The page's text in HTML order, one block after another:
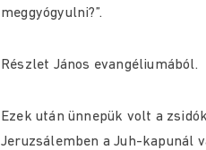
meggyógyulni?”.
Részlet János evangéliumából.
Ezek után ünnepük volt a
Jeruzsálemben a Juh-kapunál